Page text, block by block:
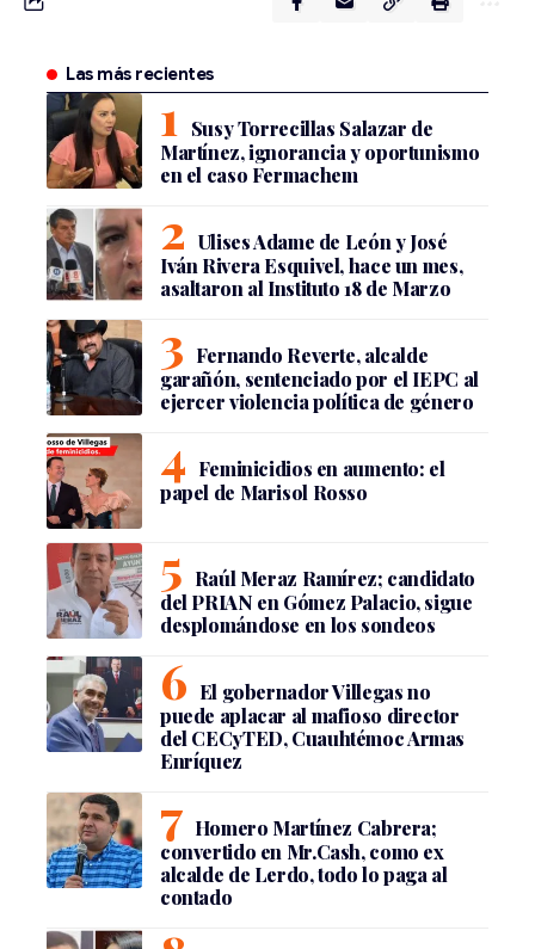
Las más recientes
Susy Torrecillas Salazar de
Martínez, ignorancia y oportunismo
en el caso Fermachem
Ulises Adame de León y José
Iván Rivera Esquivel, hace un mes,
asaltaron al Instituto 18 de Marzo
Fernando Reverte, alcalde
garañón, sentenciado por el IEPC al
ejercer violencia política de género
Feminicidios en aumento: el
papel de Marisol Rosso
Raúl Meraz Ramírez; candidato
del PRIAN en Gómez Palacio, sigue
desplomándose en los sondeos
El gobernador Villegas no
puede aplacar al mafioso director
del CECyTED, Cuauhtémoc Armas
Enríquez
Homero Martínez Cabrera;
convertido en Mr.Cash, como ex
alcalde de Lerdo, todo lo paga al
contado